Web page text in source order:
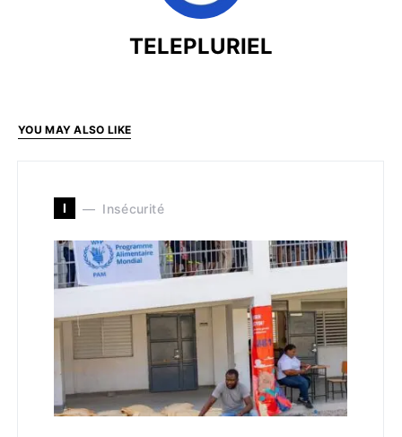
TELEPLURIEL
YOU MAY ALSO LIKE
I Insécurité